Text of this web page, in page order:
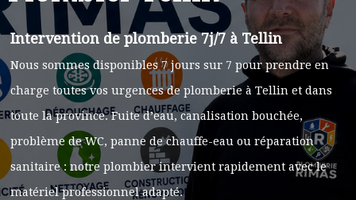
Intervention de plomberie 7j/7 à Tellin
Nous sommes disponibles 7 jours sur 7 pour prendre en
charge toutes vos urgences de plomberie à Tellin et dans
toute la province. Fuite d’eau, canalisation bouchée,
problème de WC, panne de chauffe-eau ou réparation
sanitaire : notre plombier intervient rapidement avec le
matériel professionnel adapté.